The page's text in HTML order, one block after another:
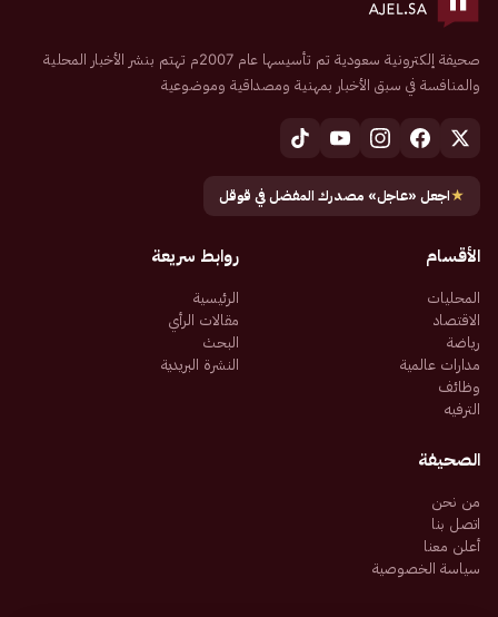
صحيفة إلكترونية سعودية تم تأسيسها عام 2007م تهتم بنشر الأخبار المحلية
والمنافسة في سبق الأخبار بمهنية ومصداقية وموضوعية
★اجعل «عاجل» مصدرك المفضل في قوقل
الأقسام
المحليات
الاقتصاد
رياضة
مدارات عالمية
وظائف
الترفيه
روابط سريعة
الرئيسية
مقالات الرأي
البحث
النشرة البريدية
الصحيفة
من نحن
اتصل بنا
أعلن معنا
سياسة الخصوصية